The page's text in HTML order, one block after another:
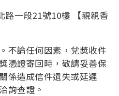
路一段21號10樓 【親親香
不論任何因素，兌獎收件
憑證寄回時，敬請妥善保
係造成信件遺失或延遲
詢查證。